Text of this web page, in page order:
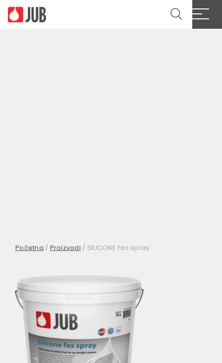
Početna / Proizvodi / SILICONE Fas spray